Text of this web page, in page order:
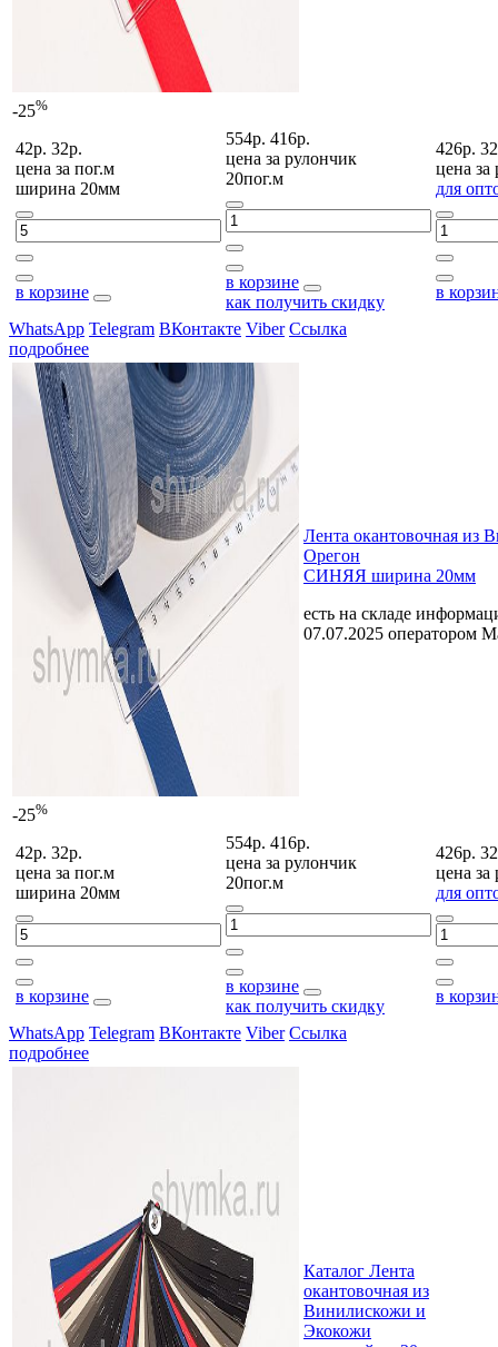
-25%
42р. 32р.
цена за пог.м
ширина 20мм
в корзине
554р. 416р.
цена за рулончик
20пог.м
в корзине
как получить скидку
426р.
цена за
для
в
WhatsApp Telegram ВКонтакте Viber Ссылка
подробнее
-25%
Лента окантовочная из
Орегон
СИНЯЯ ширина 20мм
есть на складе
07.07.2025 оператором
42р. 32р.
цена за пог.м
ширина 20мм
в корзине
554р. 416р.
цена за рулончик
20пог.м
в корзине
как получить скидку
426р.
цена за
для
в
WhatsApp Telegram ВКонтакте Viber Ссылка
подробнее
Каталог Лента
окантовочная из
Винилискожи и
Экокожи